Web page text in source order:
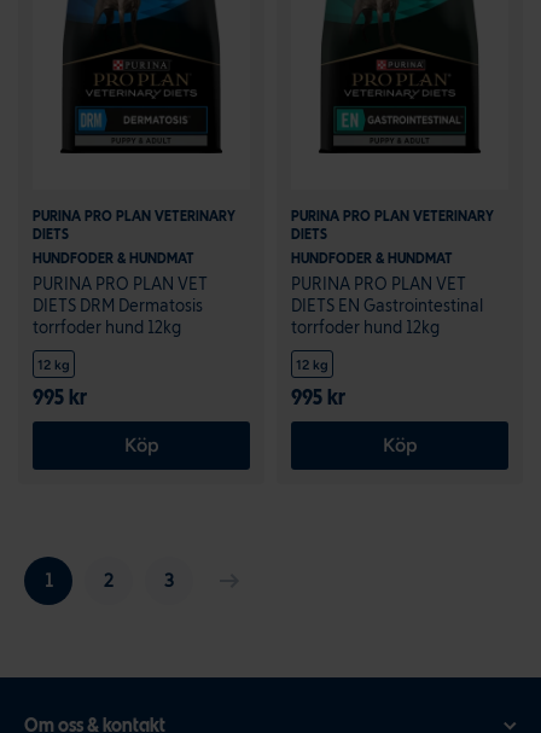
PURINA PRO PLAN VETERINARY
DIETS
HUNDFODER & HUNDMAT
PURINA PRO PLAN VET
DIETS DRM Dermatosis
torrfoder hund 12kg
12 kg
995 kr
Köp
PURINA PRO PLAN VETERINARY
DIETS
HUNDFODER & HUNDMAT
PURINA PRO PLAN VET
DIETS EN Gastrointestinal
torrfoder hund 12kg
12 kg
995 kr
Köp
1 2 3
Om oss & kontakt